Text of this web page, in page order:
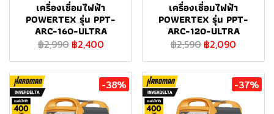
เครื่องเชื่อมไฟฟ้า
POWERTEX รุ่น PPT-
ARC-160-ULTRA
฿2,990 ฿2,400
เครื่องเชื่อมไฟฟ้า
POWERTEX รุ่น PPT-
ARC-120-ULTRA
฿2,590 ฿2,090
-38% -37%